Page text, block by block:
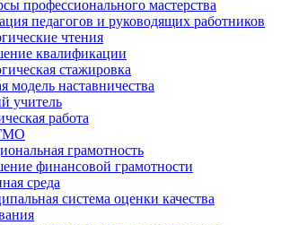
профессионального мастерства
педагогов и руководящих работников
чтения
квалификации
стажировка
модель наставничества
учитель
работа
грамотность
финансовой грамотности
среда
система оценки качества